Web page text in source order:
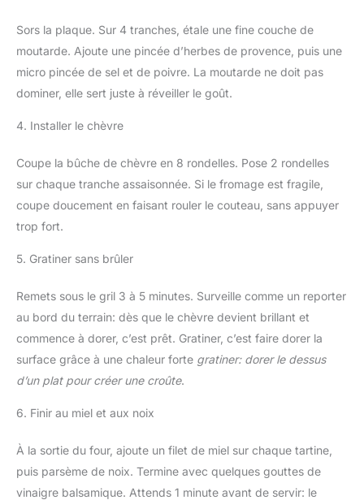
Sors la plaque. Sur 4 tranches, étale une fine couche de
moutarde. Ajoute une pincée d’herbes de provence, puis une
micro pincée de sel et de poivre. La moutarde ne doit pas
dominer, elle sert juste à réveiller le goût.
4. Installer le chèvre
Coupe la bûche de chèvre en 8 rondelles. Pose 2 rondelles
sur chaque tranche assaisonnée. Si le fromage est fragile,
coupe doucement en faisant rouler le couteau, sans appuyer
trop fort.
5. Gratiner sans brûler
Remets sous le gril 3 à 5 minutes. Surveille comme un reporter
au bord du terrain: dès que le chèvre devient brillant et
commence à dorer, c’est prêt. Gratiner, c’est faire dorer la
surface grâce à une chaleur forte gratiner: dorer le dessus
d’un plat pour créer une croûte.
6. Finir au miel et aux noix
À la sortie du four, ajoute un filet de miel sur chaque tartine,
puis parsème de noix. Termine avec quelques gouttes de
vinaigre balsamique. Attends 1 minute avant de servir: le